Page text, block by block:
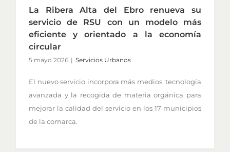
La Ribera Alta del Ebro renueva su
servicio de RSU con un modelo más
eficiente y orientado a la economía
circular
5 mayo 2026 | Servicios Urbanos
El nuevo servicio incorpora más medios, tecnología
avanzada y la recogida de materia orgánica para
mejorar la calidad del servicio en los 17 municipios
de la comarca.